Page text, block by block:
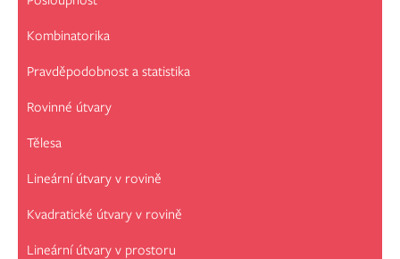
Kombinatorika
Pravděpodobnost a statistika
Rovinné útvary
Tělesa
Lineární útvary v rovině
Kvadratické útvary v rovině
Lineární útvary v prostoru